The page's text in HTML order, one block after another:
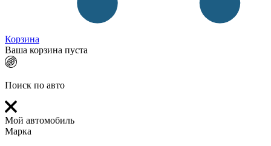
Корзина
Ваша корзина пуста
Поиск по авто
Мой автомобиль
Марка